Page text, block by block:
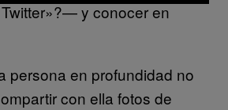
y conocer en
persona en profundidad no
con ella fotos de